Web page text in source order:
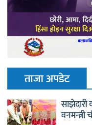
ताजा अपडेट
वनमन्त्री